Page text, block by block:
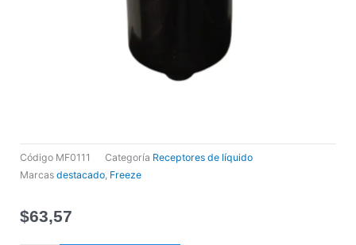
Código MF0111 Categoría Receptores de líquido
Marcas destacado, Freeze
$63,57